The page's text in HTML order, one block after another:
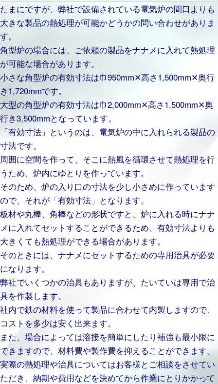
たまにですが、弊社で設備されている電気炉の間口よりも
大きな製品の熱処理が可能かどうかの問い合わせがありま
す。
角型炉の場合には、ご依頼の製品をナナメに入れて熱処理
が可能な場合があります。
小さな角型炉の有効寸法は巾950mm✕高さ1,500mm✕奥行
き1,720mmです。
大型の角型炉の有効寸法は巾2,000mm✕高さ1,500mm✕奥
行き3,500mmとなっています。
「有効寸法」というのは、電気炉の中に入れられる製品の
寸法です。
周囲に空間を作って、そこに熱風を循環させて熱処理を行
うため、炉内にゆとりを作っています。
そのため、炉の入り口の寸法を少し小さめに作っています
ので、それが「有効寸法」となります。
板材や丸棒、角棒などの形状ですと、炉に入れる時にナナ
メに入れてセットすることができるため、有効寸法よりも
大きくても熱処理ができる場合があります。
そのときには、ナナメにセットするための専用治具が必要
になります。
弊社でいくつかの治具もありますが、たいていは専用で治
具を作製します。
社内で鉄の材料を使って製品に合わせて内製しますので、
コストを多少は安く出来ます。
また、場合によっては溶接を簡単にしたり補強も最小限に
できますので、材料費や製作費を抑えることができます。
実際の熱処理や治具についてはお客様とご相談をさせてい
ただき、納期や費用などを決めてから作業にとりかかって